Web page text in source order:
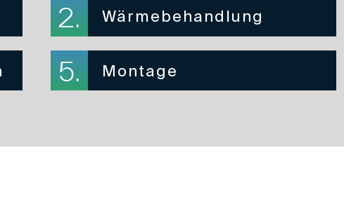
2. Wärmebehandlung
5. Montage